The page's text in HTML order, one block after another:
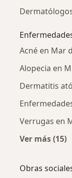
Acné en Mar
Alopecia en
Dermatitis
Verrugas en
Ver más (15)
Obras